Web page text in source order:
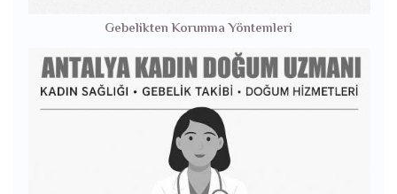
Gebelikten Korunma Yöntemleri